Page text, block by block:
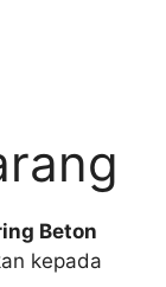
Beton
kepada